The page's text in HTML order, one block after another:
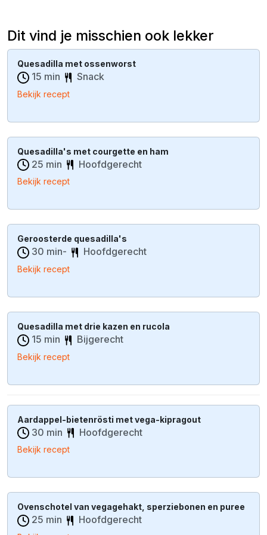
Dit vind je misschien ook lekker
Quesadilla met ossenworst
15 min Snack
Bekijk recept
Quesadilla's met courgette en ham
25 min Hoofdgerecht
Bekijk recept
Geroosterde quesadilla's
30 min- Hoofdgerecht
Bekijk recept
Quesadilla met drie kazen en rucola
15 min Bijgerecht
Bekijk recept
Aardappel-bietenrösti met vega-kipragout
30 min Hoofdgerecht
Bekijk recept
Ovenschotel van vegagehakt, sperziebonen en puree
25 min Hoofdgerecht